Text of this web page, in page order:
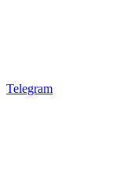
Telegram